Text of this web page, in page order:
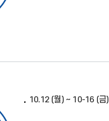
10.12 (월) ~ 10-16 (금)